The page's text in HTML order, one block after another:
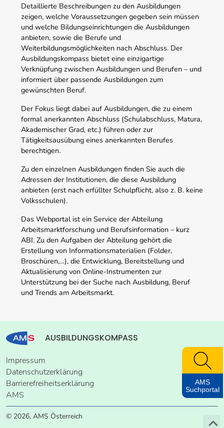
Detaillierte Beschreibungen zu den Ausbildungen
zeigen, welche Voraussetzungen gegeben sein müssen
und welche Bildungseinrichtungen die Ausbildungen
anbieten, sowie die Berufe und
Weiterbildungsmöglichkeiten nach Abschluss. Der
Ausbildungskompass bietet eine einzigartige
Verknüpfung zwischen Ausbildungen und Berufen – und
informiert über passende Ausbildungen zum
gewünschten Beruf.
Der Fokus liegt dabei auf Ausbildungen, die zu einem
formal anerkannten Abschluss (Schulabschluss, Matura,
Akademischer Grad, etc.) führen oder zur
Tätigkeitsausübung eines anerkannten Berufes
berechtigen.
Zu den einzelnen Ausbildungen finden Sie auch die
Adressen der Institutionen, die diese Ausbildung
anbieten (erst nach erfüllter Schulpflicht, also z. B. keine
Volksschulen).
Das Webportal ist ein Service der Abteilung
Arbeitsmarktforschung und Berufsinformation – kurz
ABI. Zu den Aufgaben der Abteilung gehört die
Erstellung von Informationsmaterialien (Folder,
Broschüren,…), die Entwicklung, Bereitstellung und
Aktualisierung von Online-Instrumenten zur
Unterstützung bei der Suche nach Ausbildung, Beruf
und Trends am Arbeitsmarkt.
AUSBILDUNGSKOMPASS
Impressum
Datenschutzerklärung
Barrierefreiheitserklärung
AMS
© 2026, AMS Österreich
AMS
Suchportal